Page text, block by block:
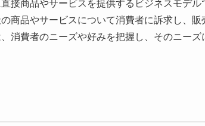
接商品やサービスを提供するビジネスモデ
商品やサービスについて消費者に訴求し、
消費者のニーズや好みを把握し、そのニー